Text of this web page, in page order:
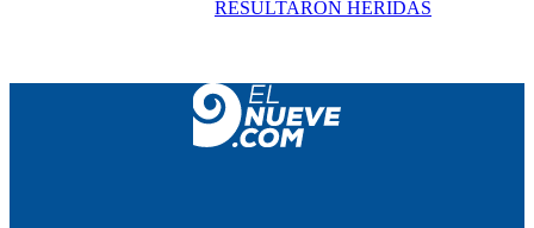
RESULTARON HERIDAS